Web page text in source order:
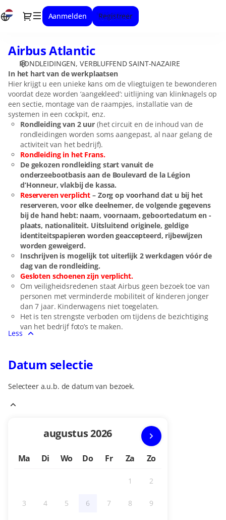
Dialog
Aanmelden Registreer
selectie
Verbluffend
Saint-
Nazaire
Airbus
Atlantic
Airbus Atlantic
RONDLEIDINGEN VERBLUFFEND SAINT-NAZAIRE
In het hart van de werkplaatsen
Hier krijgt u een unieke kans om de vliegtuigen te bewonderen
voordat deze worden ‘aangekleed’: uitlijning van klinknagels op
een sectie, montage van de raampjes, installatie van de
systemen in een cockpit, enz.
Rondleiding van 2 uur (het circuit en de inhoud van de
rondleidingen worden soms aangepast, al naar gelang de
activiteit van het bedrijf).
Rondleiding in het Frans.
De gekozen rondleiding start vanuit de
onderzeebootbasis aan de Boulevard de la Légion
d’Honneur, vlakbij de kassa.
Reserveren verplicht – Zorg op voorhand dat u bij het
reserveren, voor elke deelnemer, de volgende gegevens
bij de hand hebt: naam, voornaam, geboortedatum en -
plaats, nationaliteit. Uitsluitend originele, geldige
identiteitspapieren worden geaccepteerd, rijbewijzen
worden geweigerd.
Inschrijven is mogelijk tot uiterlijk 2 werkdagen vóór de
dag van de rondleiding.
Gesloten schoenen zijn verplicht.
Om veiligheidsredenen staat Airbus geen bezoek toe van
personen met verminderde mobiliteit of kinderen jonger
dan 7 jaar. Kinderwagens niet toegelaten.
Het is ten strengste verboden om tijdens de bezichtiging
van het bedrijf foto’s te maken.
Less
Datum selectie
Selecteer a.u.b. de datum van bezoek.
Current
augustus2026
Ma Di Wo Do Fr Za Zo
1
Inactive
2
Inactive
3
Inactive
4
Inactive
5
Inactive
6
Inactive
7
Inactive
8
Inactive
9
Inactive